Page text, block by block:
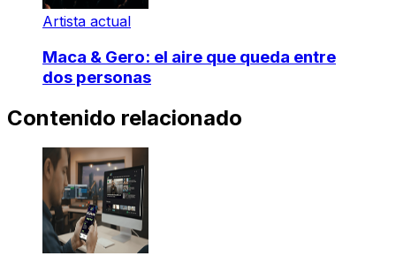
Artista actual
Maca & Gero: el aire que queda entre
dos personas
Contenido relacionado